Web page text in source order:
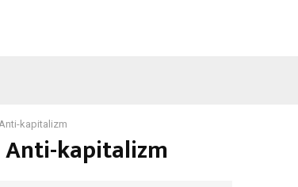
kapitalizm
Anti-kapitalizm